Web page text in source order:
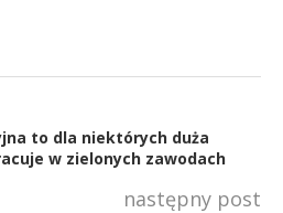
to dla niektórych duża
w zielonych zawodach
następny post